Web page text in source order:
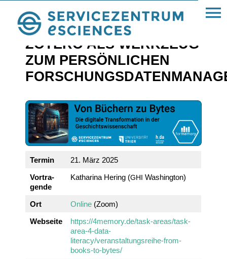
« Alle Beiträge
ZOTERO ALS WERK­ZEUG
ZUM PERSÖN­LI­CHEN
Termin
21. März 2025
Vortra­
gende
Katha­rina Hering (GHI Washington)
Ort Online(Zoom)
Webseite
https://4memory.de/task-areas/task-
area-4-data-
literacy/veranstaltungsreihe-from-
books-to-bytes/